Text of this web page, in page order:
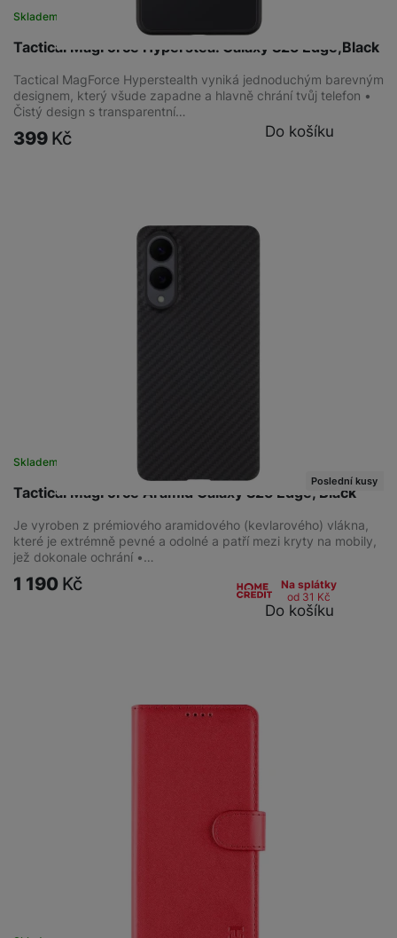
Tactical MagForce Hyperstea. Galaxy S25 Edge,Black
Skladem
Tactical MagForce Hyperstealth vyniká jednoduchým barevným
designem, který všude zapadne a hlavně chrání tvůj telefon •
Čistý design s transparentní…
399 Kč Do košíku
Tactical MagForce Aramid Galaxy S25 Edge, Black
Skladem na prodejně
Poslední kusy
Je vyroben z prémiového aramidového (kevlarového) vlákna,
které je extrémně pevné a odolné a patří mezi kryty na mobily,
jež dokonale ochrání •…
1 190 Kč
Na splátky
od 31 Kč
Do košíku